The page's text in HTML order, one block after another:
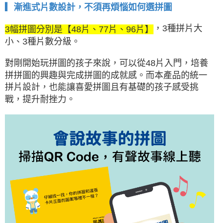
▎漸進式片數設計，不須再煩惱如何選拼圖
3幅拼圖分別是【48片、77片、96片】
，3種拼片大
小、3種片數分級。
對剛開始玩拼圖的孩子來說，可以從48片入門，培養
拼拼圖的興趣與完成拼圖的成就感。而本產品的統一
拼片設計，也能讓喜愛拼圖且有基礎的孩子感受挑
戰，提升耐挫力。